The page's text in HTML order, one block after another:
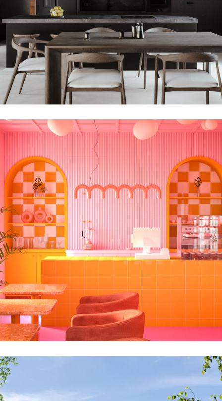
WNĘTRZA
„BAJKA” w Mirkowie pod Wrocławiem,
Wyjątkowa Sala Zabaw dla Dzieci z
Kawiarnią
WNĘTRZA